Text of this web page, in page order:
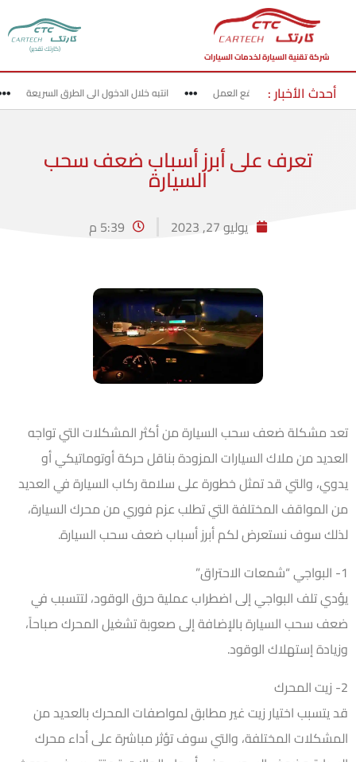
شركة تقنية السيارة لخدمات السيارات
(كارتك تقدير)
أحدث الأخبار :
قد بحذر في مناطق مواقع العمل انتبه خلال الدخول الى الطرق السريعة
تعرف على أبرز أسباب ضعف سحب
السيارة
يوليو 27, 2023 5:39 م
تعد مشكلة ضعف سحب السيارة من أكثر المشكلات التي تواجه
العديد من ملاك السيارات المزودة بناقل حركة أوتوماتيكي أو
يدوي، والتي قد تمثل خطورة على سلامة ركاب السيارة في العديد
من المواقف المختلفة التي تطلب عزم فوري من محرك السيارة،
لذلك سوف نستعرض لكم أبرز أسباب ضعف سحب السيارة.
1- البواجي “شمعات الاحتراق”
يؤدي تلف البواجي إلى اضطراب عملية حرق الوقود، لتتسبب في
ضعف سحب السيارة بالإضافة إلى صعوبة تشغيل المحرك صباحاً،
وزيادة إستهلاك الوقود.
2- زيت المحرك
قد يتسبب اختيار زيت غير مطابق لمواصفات المحرك بالعديد من
المشكلات المختلفة، والتي سوف تؤثر مباشرة على أداء محرك